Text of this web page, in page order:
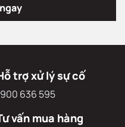
trợ xử lý sự cố
636 595
vấn mua hàng